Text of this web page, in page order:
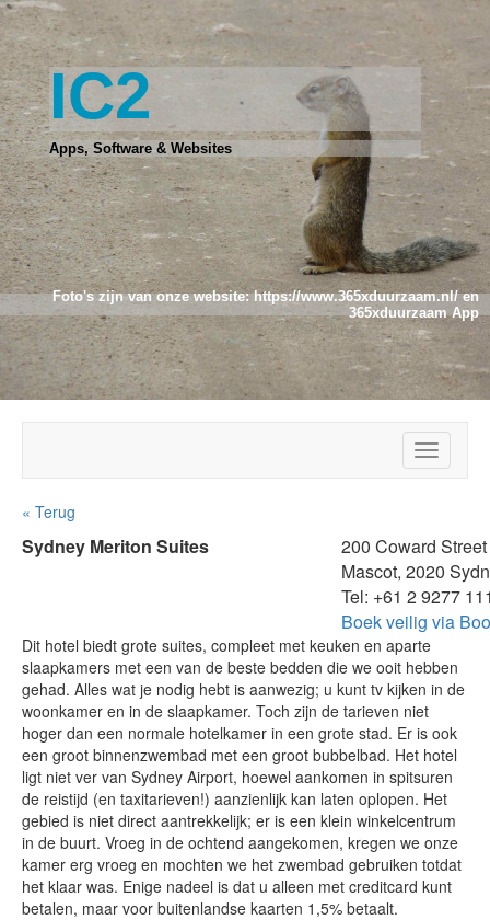
IC2
Apps, Software & Websites
Foto's zijn van onze website:https://www.365xduurzaam.nl/en
365xduurzaam App
Toggle
« Terug
Sydney Meriton Suites
200 Coward Street
Mascot, 2020
Tel: +61 2 9277
Boek veilig via
Dit hotel biedt grote suites, compleet met keuken en aparte
slaapkamers met een van de beste bedden die we ooit hebben
gehad. Alles wat je nodig hebt is aanwezig; u kunt tv kijken in de
woonkamer en in de slaapkamer. Toch zijn de tarieven niet
hoger dan een normale hotelkamer in een grote stad. Er is ook
een groot binnenzwembad met een groot bubbelbad. Het hotel
ligt niet ver van Sydney Airport, hoewel aankomen in spitsuren
de reistijd (en taxitarieven!) aanzienlijk kan laten oplopen. Het
gebied is niet direct aantrekkelijk; er is een klein winkelcentrum
in de buurt. Vroeg in de ochtend aangekomen, kregen we onze
kamer erg vroeg en mochten we het zwembad gebruiken totdat
het klaar was. Enige nadeel is dat u alleen met creditcard kunt
betalen, maar voor buitenlandse kaarten 1,5% betaalt.